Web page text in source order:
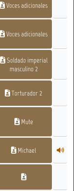
Voces adicionales
Voces adicionales
Soldado imperial
masculino 2
Torturador 2
Mute
Michael